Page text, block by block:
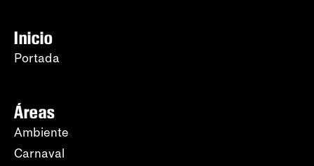
Inicio
Portada
Áreas
Ambiente
Carnaval